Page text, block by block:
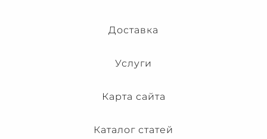
Доставка
Услуги
Карта сайта
Каталог статей